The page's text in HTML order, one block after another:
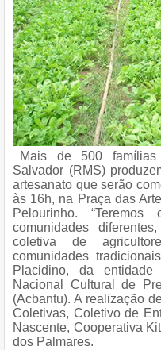
Mais de 500
Salvador (RMS)
artesanato que serão
às 16h, na Praça das
Pelourinho.
comunidades
coletiva de
comunidades
Placidino, da
Nacional Cultural de
(Acbantu). A realização
Coletivas, Coletivo de
Nascente, Cooperativa
dos Palmares.